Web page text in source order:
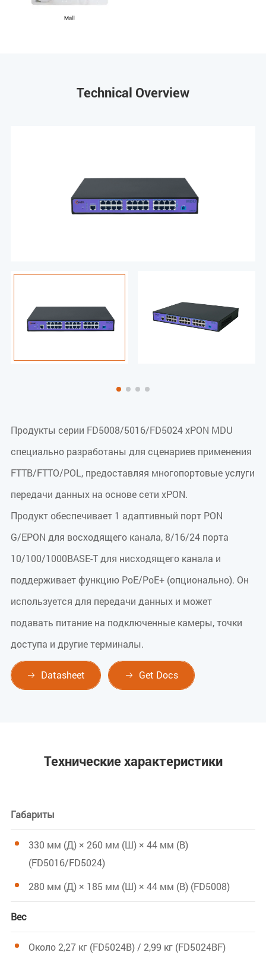
Technical Overview
Продукты серии FD5008/5016/FD5024 xPON MDU
специально разработаны для сценариев применения
FTTB/FTTO/POL, предоставляя многопортовые услуги
передачи данных на основе сети xPON.
Продукт обеспечивает 1 адаптивный порт PON
G/EPON для восходящего канала, 8/16/24 порта
10/100/1000BASE-T для нисходящего канала и
поддерживает функцию PoE/PoE+ (опционально). Он
используется для передачи данных и может
подавать питание на подключенные камеры, точки
доступа и другие терминалы.
 Datasheet  Get Docs
Технические характеристики
Габариты
330 мм (Д) × 260 мм (Ш) × 44 мм (В)
(FD5016/FD5024)
280 мм (Д) × 185 мм (Ш) × 44 мм (В) (FD5008)
Вес
Около 2,27 кг (FD5024B) / 2,99 кг (FD5024BF)